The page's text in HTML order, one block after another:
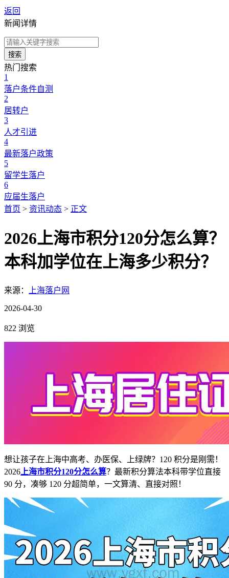
返回
新闻详情
搜索
热门搜索
1
落户条件自测
2
居转户
3
人才引进
4
最新落户政策
5
留学生落户
6
应届生落户
首页 > 资讯动态 > 正文
2026上海市积分120分怎么算？
本科加学位在上海多少积分？
来源： 上海落户网
2026-04-30
822 浏览
想让孩子在上海中高考、办医保、上绿牌？120 积分是刚需！
2026 上海市积分120分怎么算？最新积分算法本科带学位直接
90 分，凑够 120 分超简单，一文算清、直接对照！